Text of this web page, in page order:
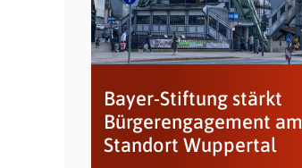
Bayer-Stiftung stärkt
Bürgerengagement am
Standort Wuppertal